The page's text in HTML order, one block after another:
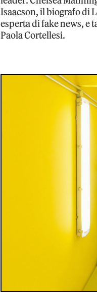
Isaacson, il biografo di
esperta di fake news, e
Paola Cortellesi.